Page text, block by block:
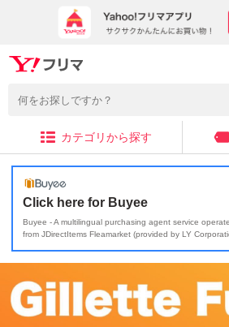
カテゴリから探す
Click here for Buyee
Buyee - A multilingual purchasing agent service
from JDirectItems Fleamarket (provided by LY